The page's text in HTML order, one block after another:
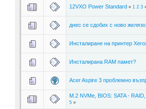
12VXO Power Standard « 1 2 3
днес се сдобих с ново желязо
Инсталиране на принтер
Инсталирана RAM памет?
Acer Aspire 3 проблемно
M.2 NVMe, BIOS: SATA -
5»